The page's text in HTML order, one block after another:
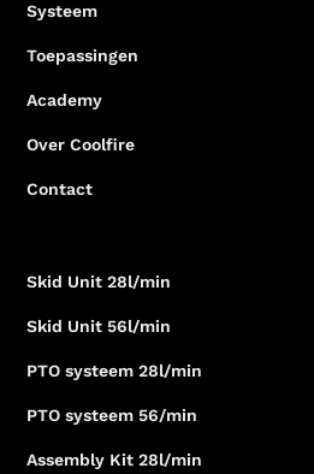
Systeem
Toepassingen
Academy
Over Coolfire
Contact
Skid Unit 28l/min
Skid Unit 56l/min
PTO systeem 28l/min
PTO systeem 56/min
Assembly Kit 28l/min